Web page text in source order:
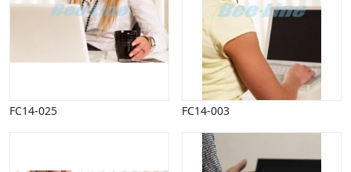
FC14-025 FC14-003